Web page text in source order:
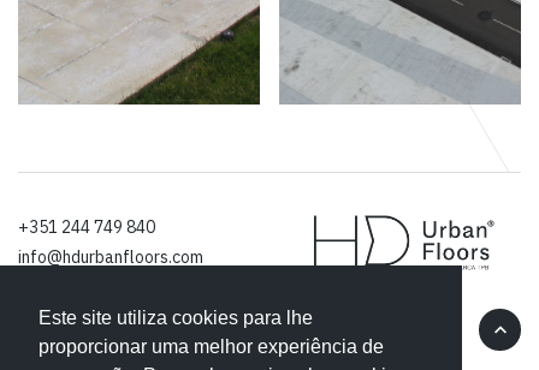
Este site utiliza cookies para lhe
proporcionar uma melhor experiência de
+351 244 749 840
info@hdurbanfloors.com
Facebook Linkedin